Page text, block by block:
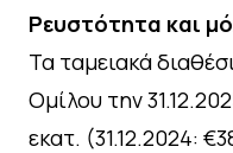
Ρευστότητα και
Τα ταμειακά
Ομίλου την
εκατ. (31.12.2024: